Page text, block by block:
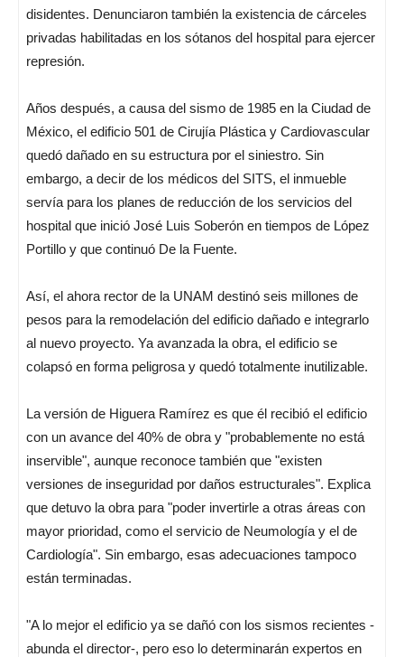
disidentes. Denunciaron también la existencia de cárceles
privadas habilitadas en los sótanos del hospital para ejercer
represión.
Años después, a causa del sismo de 1985 en la Ciudad de
México, el edificio 501 de Cirujía Plástica y Cardiovascular
quedó dañado en su estructura por el siniestro. Sin
embargo, a decir de los médicos del SITS, el inmueble
servía para los planes de reducción de los servicios del
hospital que inició José Luis Soberón en tiempos de López
Portillo y que continuó De la Fuente.
Así, el ahora rector de la UNAM destinó seis millones de
pesos para la remodelación del edificio dañado e integrarlo
al nuevo proyecto. Ya avanzada la obra, el edificio se
colapsó en forma peligrosa y quedó totalmente inutilizable.
La versión de Higuera Ramírez es que él recibió el edificio
con un avance del 40% de obra y "probablemente no está
inservible", aunque reconoce también que "existen
versiones de inseguridad por daños estructurales". Explica
que detuvo la obra para "poder invertirle a otras áreas con
mayor prioridad, como el servicio de Neumología y el de
Cardiología". Sin embargo, esas adecuaciones tampoco
están terminadas.
"A lo mejor el edificio ya se dañó con los sismos recientes -
abunda el director-, pero eso lo determinarán expertos en